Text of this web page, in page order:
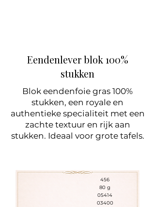
Eendenlever blok 100%
stukken
Blok eendenfoie gras 100%
stukken, een royale en
authentieke specialiteit met een
zachte textuur en rijk aan
stukken. Ideaal voor grote tafels.
456
80 g
05414
03400